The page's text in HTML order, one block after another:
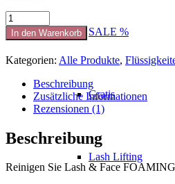
SALE %
Gratis
Lash Lifting
Lash
&
Face
Foam
Cleanser
(50ml)
Menge
In den Warenkorb
Kategorien: Alle Produkte,
Beschreibung
Zusätzliche Informationen
Rezensionen (1)
Beschreibung
Reinigen Sie Lash & Face FOAMING